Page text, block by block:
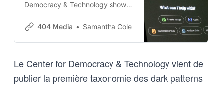
Democracy & Technology shows
Gemini, Replika and more can
404 Media Samantha Cole
Le Center for Democracy & Technology vient de
publier la première taxonomie des dark patterns